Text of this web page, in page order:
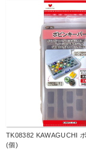
TK08382 KAWAGUCHI
(個)